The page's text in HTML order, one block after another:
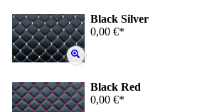
Black Silver
0,00 €*
Black Red
0,00 €*